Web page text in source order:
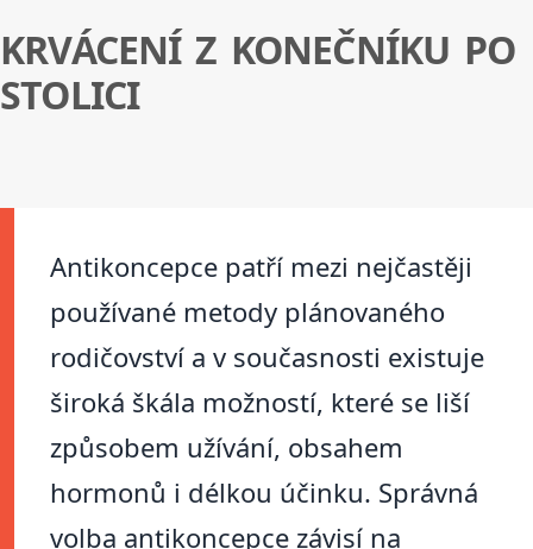
KRVÁCENÍ Z KONEČNÍKU PO
STOLICI
Antikoncepce patří mezi nejčastěji
používané metody plánovaného
rodičovství a v současnosti existuje
široká škála možností, které se liší
způsobem užívání, obsahem
hormonů i délkou účinku. Správná
volba antikoncepce závisí na